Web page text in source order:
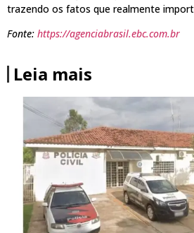
trazendo os fatos que realmente
Fonte: https://agenciabrasil.ebc.com.br
Leia mais